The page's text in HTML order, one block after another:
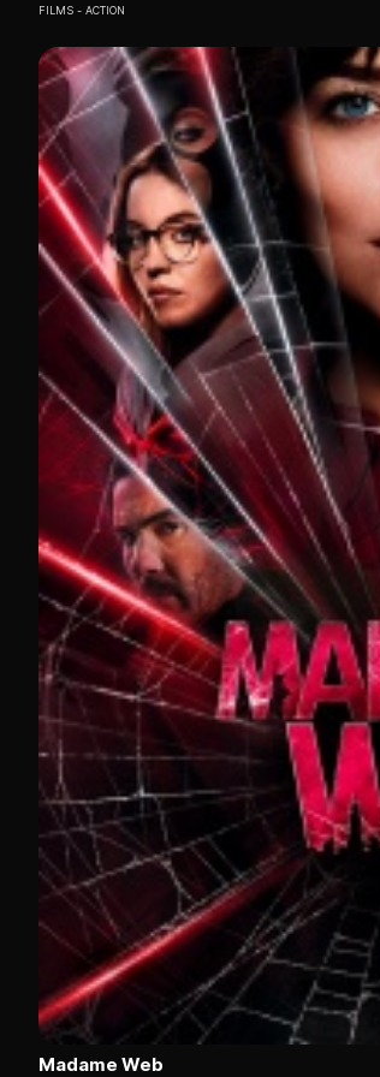
disponibilité des contenus en VF et
absence de publicités intrusives
et légalité de la plateforme.
Les catalogues varient
de films en streaming françaisgrâce
FILMS ACTION
Madame Web